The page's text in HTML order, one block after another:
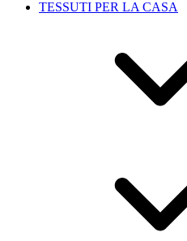
TESSUTI PER LA CASA